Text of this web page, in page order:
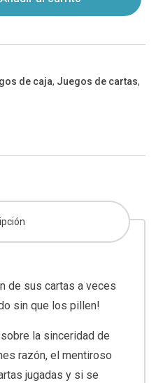
de caja, Juegos de cartas,
de sus cartas a veces
sin que los pillen!
la sinceridad de
razón, el mentiroso
jugadas y si se